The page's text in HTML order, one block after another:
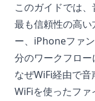
このガイドでは
最も信頼性の高
ー、iPhoneファ
分のワークフロー
なぜWiFi経由で
WiFiを使ったフ